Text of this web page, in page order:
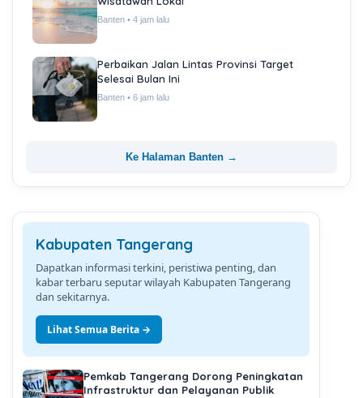
Banten • 4 jam lalu
Perbaikan Jalan Lintas Provinsi Target
Selesai Bulan Ini
Banten • 6 jam lalu
Ke Halaman Banten →
Kabupaten Tangerang
Dapatkan informasi terkini, peristiwa penting, dan
kabar terbaru seputar wilayah Kabupaten Tangerang
dan sekitarnya.
Lihat Semua Berita →
Pemkab Tangerang Dorong Peningkatan
Infrastruktur dan Pelayanan Publik